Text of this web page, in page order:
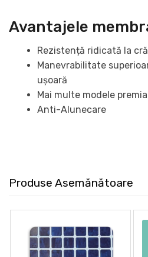
Avantajele
Rezistență ridicată la
Manevrabilitate
ușoară
Mai multe modele
Anti-Alunecare
Produse Asemănătoare